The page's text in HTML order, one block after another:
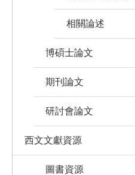
相關論述
博碩士論文
期刊論文
研討會論文
西文文獻資源
圖書資源